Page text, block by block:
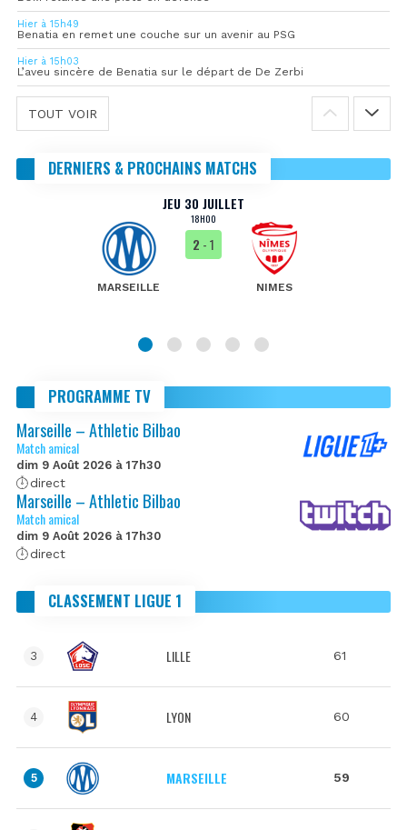
Hier à 15h49
Benatia en remet une couche sur un avenir au PSG
Hier à 15h03
L’aveu sincère de Benatia sur le départ de De Zerbi
TOUT VOIR
DERNIERS & PROCHAINS MATCHS
JEU 30 JUILLET
18H00
MARSEILLE
2 - 1
NIMES
PROGRAMME TV
Marseille – Athletic Bilbao
Match amical
dim 9 Août 2026 à 17h30
direct
Marseille – Athletic Bilbao
Match amical
dim 9 Août 2026 à 17h30
direct
CLASSEMENT LIGUE 1
3 LILLE 61
4 LYON 60
5 MARSEILLE 59